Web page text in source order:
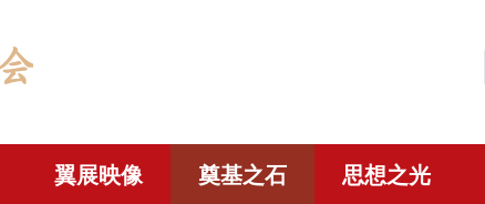
翼展映像 奠基之石 思想之光